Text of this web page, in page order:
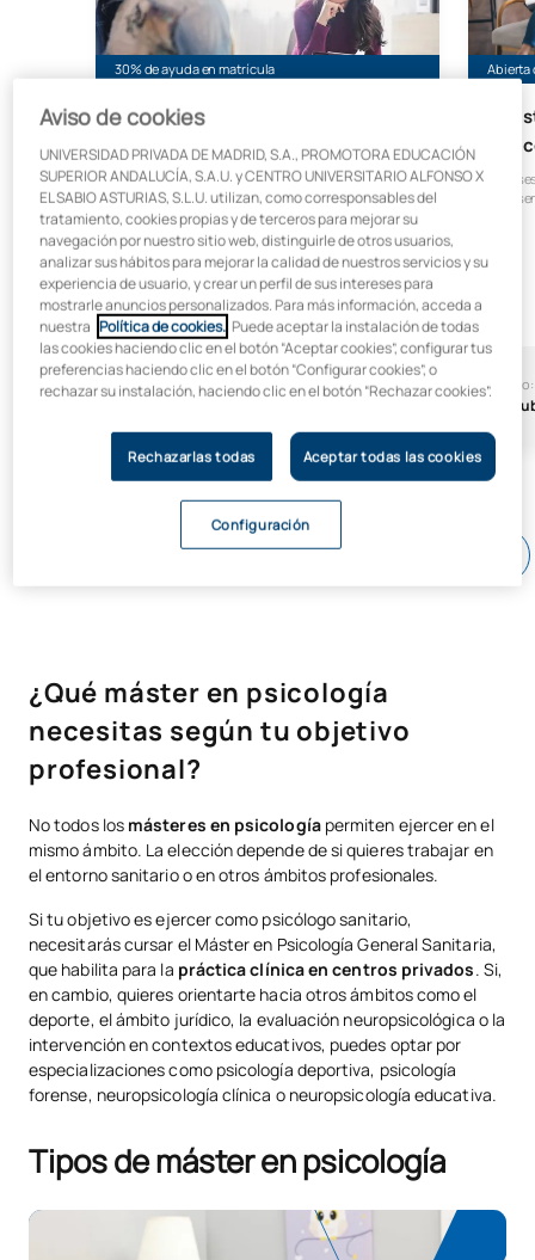
30% de ayuda en matrícula
Máster Universitario en
Psicología General Sanitaria
Inicio: Duración:
Abierta
Inicio:
¿Qué máster en psicología
necesitas según tu objetivo
profesional?
No todos los másteres en psicologíapermiten ejercer en el
mismo ámbito. La elección depende de si quieres trabajar en
el entorno sanitario o en otros ámbitos profesionales.
Si tu objetivo es ejercer como psicólogo sanitario,
necesitarás cursar el Máster en Psicología General Sanitaria,
que habilita para la práctica clínica en centros privados. Si,
en cambio, quieres orientarte hacia otros ámbitos como el
deporte, el ámbito jurídico, la evaluación neuropsicológica o la
intervención en contextos educativos, puedes optar por
especializaciones como psicología deportiva, psicología
forense, neuropsicología clínica o neuropsicología educativa.
Tipos de máster en psicología
Aviso de cookies
UNIVERSIDAD PRIVADA DE MADRID, S.A., PROMOTORA EDUCACIÓN
SUPERIOR ANDALUCÍA, S.A.U. y CENTRO UNIVERSITARIO ALFONSO X
EL SABIO ASTURIAS, S.L.U. utilizan, como corresponsables del
tratamiento, cookies propias y de terceros para mejorar su
navegación por nuestro sitio web, distinguirle de otros usuarios,
analizar sus hábitos para mejorar la calidad de nuestros servicios y su
experiencia de usuario, y crear un perfil de sus intereses para
mostrarle anuncios personalizados. Para más información, acceda a
nuestra Política de cookies. . Puede aceptar la instalación de todas
las cookies haciendo clic en el botón “Aceptar cookies”, configurar tus
preferencias haciendo clic en el botón “Configurar cookies”, o
rechazar su instalación, haciendo clic en el botón “Rechazar cookies”.
Rechazarlas todas Aceptar todas las cookies
Configuración